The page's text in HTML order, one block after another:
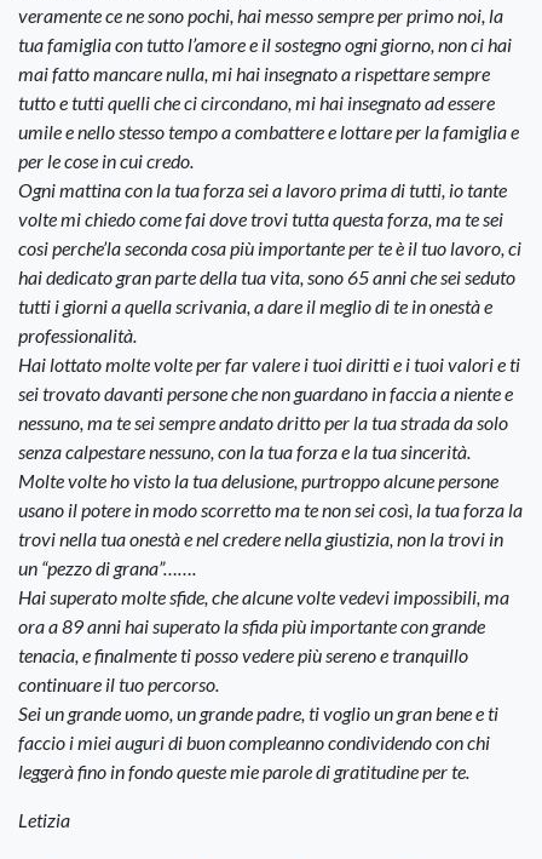
veramente ce ne sono pochi, hai messo sempre per primo noi, la
tua famiglia con tutto l’amore e il sostegno ogni giorno, non ci hai
mai fatto mancare nulla, mi hai insegnato a rispettare sempre
tutto e tutti quelli che ci circondano, mi hai insegnato ad essere
umile e nello stesso tempo a combattere e lottare per la famiglia e
per le cose in cui credo.
Ogni mattina con la tua forza sei a lavoro prima di tutti, io tante
volte mi chiedo come fai dove trovi tutta questa forza, ma te sei
cosi perche’la seconda cosa più importante per te è il tuo lavoro, ci
hai dedicato gran parte della tua vita, sono 65 anni che sei seduto
tutti i giorni a quella scrivania, a dare il meglio di te in onestà e
professionalità.
Hai lottato molte volte per far valere i tuoi diritti e i tuoi valori e ti
sei trovato davanti persone che non guardano in faccia a niente e
nessuno, ma te sei sempre andato dritto per la tua strada da solo
senza calpestare nessuno, con la tua forza e la tua sincerità.
Molte volte ho visto la tua delusione, purtroppo alcune persone
usano il potere in modo scorretto ma te non sei così, la tua forza la
trovi nella tua onestà e nel credere nella giustizia, non la trovi in
un “pezzo di grana”…….
Hai superato molte sfide, che alcune volte vedevi impossibili, ma
ora a 89 anni hai superato la sfida più importante con grande
tenacia, e finalmente ti posso vedere più sereno e tranquillo
continuare il tuo percorso.
Sei un grande uomo, un grande padre, ti voglio un gran bene e ti
faccio i miei auguri di buon compleanno condividendo con chi
leggerà fino in fondo queste mie parole di gratitudine per te.
Letizia